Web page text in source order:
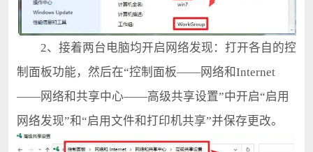
2、接着两台电脑均开启网络发现：打开各自的控
制面板功能，然后在“控制面板——网络和Internet
——网络和共享中心——高级共享设置”中开启“启用
网络发现”和“启用文件和打印机共享”并保存更改。